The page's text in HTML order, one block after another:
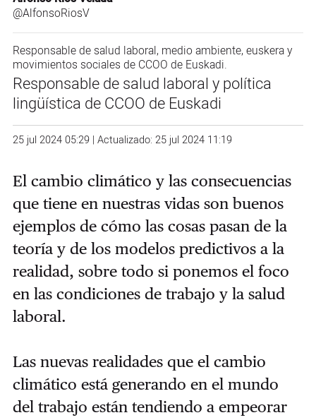
@AlfonsoRiosV
Responsable de salud laboral, medio ambiente, euskera y
movimientos sociales de CCOO de Euskadi.
Responsable de salud laboral y política
lingüística de CCOO de Euskadi
25 jul 2024 05:29 | Actualizado: 25 jul 2024 11:19
El cambio climático y las consecuencias
que tiene en nuestras vidas son buenos
ejemplos de cómo las cosas pasan de la
teoría y de los modelos predictivos a la
realidad, sobre todo si ponemos el foco
en las condiciones de trabajo y la salud
laboral.
Las nuevas realidades que el cambio
climático está generando en el mundo
del trabajo están tendiendo a empeorar